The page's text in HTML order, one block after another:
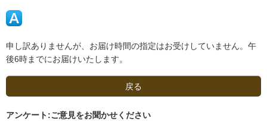
申し訳ありませんが、お届け時間の指定はお受けしていません。午
後6時までにお届けいたします。
戻る
アンケート:ご意見をお聞かせください